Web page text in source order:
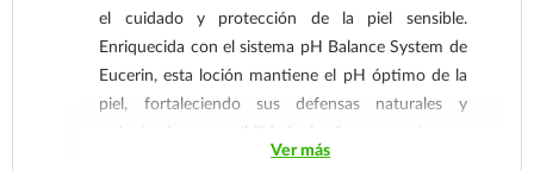
el cuidado y protección de la piel sensible.
Enriquecida con el sistema pH Balance System de
Eucerin, esta loción mantiene el pH óptimo de la
piel, fortaleciendo sus defensas naturales y
reduciendo su sensibilidad a los factores externos.
Su textura ligera asegura una rápida absorción sin
Ver más